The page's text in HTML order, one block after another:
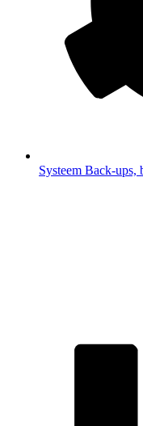
Systeem Back-ups,